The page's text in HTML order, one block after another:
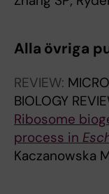
Alla övriga
REVIEW:
BIOLOGY
Ribosome
process in
Kaczanowska